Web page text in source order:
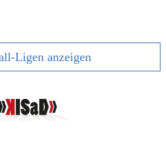
Ligen anzeigen